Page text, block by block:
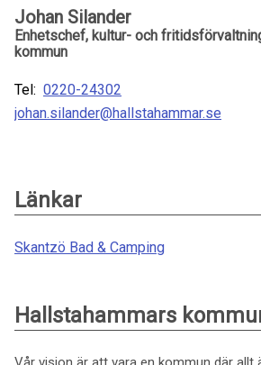
Johan Silander
Enhetschef, kultur- och
kommun
Tel: 0220-24302
johan.silander@hallstahammar.se
Länkar
Skantzö Bad & Camping
Hallstahammars